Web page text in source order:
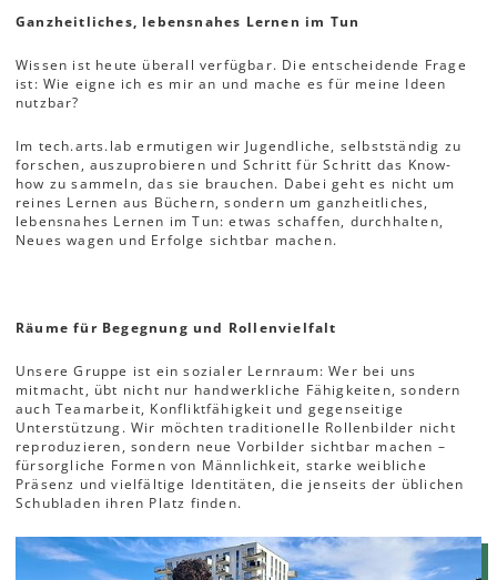
Ganzheitliches, lebensnahes Lernen im Tun
Wissen ist heute überall verfügbar. Die entscheidende Frage
ist: Wie eigne ich es mir an und mache es für meine Ideen
nutzbar?
Im tech.arts.lab ermutigen wir Jugendliche, selbstständig zu
forschen, auszuprobieren und Schritt für Schritt das Know-
how zu sammeln, das sie brauchen. Dabei geht es nicht um
reines Lernen aus Büchern, sondern um ganzheitliches,
lebensnahes Lernen im Tun: etwas schaffen, durchhalten,
Neues wagen und Erfolge sichtbar machen.
Räume für Begegnung und Rollenvielfalt
Unsere Gruppe ist ein sozialer Lernraum: Wer bei uns
mitmacht, übt nicht nur handwerkliche Fähigkeiten, sondern
auch Teamarbeit, Konfliktfähigkeit und gegenseitige
Unterstützung. Wir möchten traditionelle Rollenbilder nicht
reproduzieren, sondern neue Vorbilder sichtbar machen –
fürsorgliche Formen von Männlichkeit, starke weibliche
Präsenz und vielfältige Identitäten, die jenseits der üblichen
Schubladen ihren Platz finden.